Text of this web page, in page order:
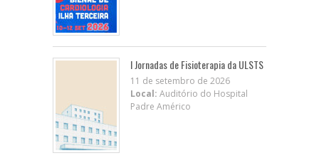
I Jornadas de Fisioterapia da ULSTS
11 de setembro de 2026
Local: Auditório do Hospital
Padre Américo